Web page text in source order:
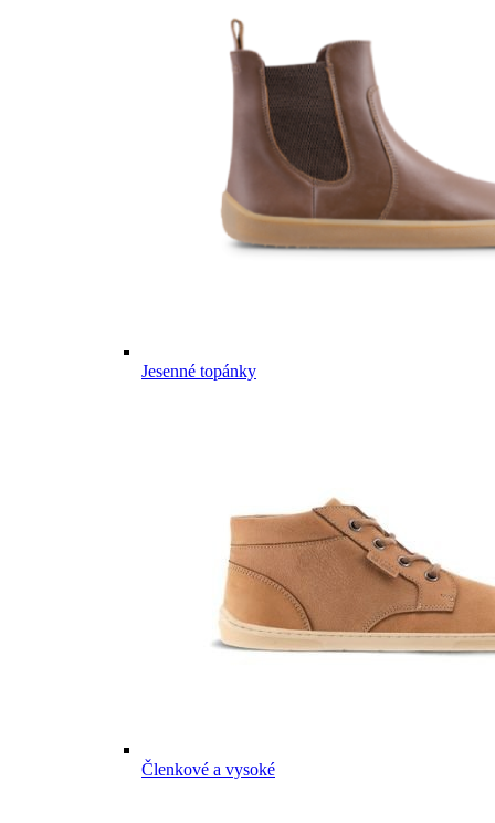
Jesenné topánky
Členkové a vysoké